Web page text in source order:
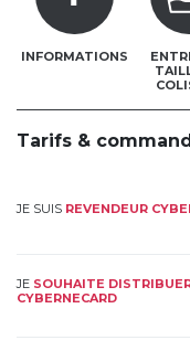
INFORMATIONS
Tarifs &
JE SUIS REVENDEUR
JE SOUHAITE
CYBERNECARD